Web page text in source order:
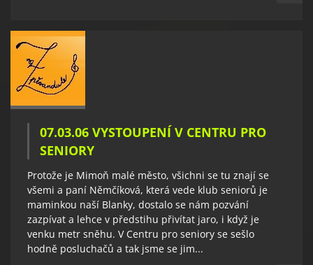
07.03.06 VYSTOUPENÍ V CENTRU PRO
SENIORY
Protože je Mimoň malé město, všichni se tu znají se
všemi a paní Němčíková, která vede klub seniorů je
maminkou naší Blanky, dostalo se nám pozvání
zazpívat a lehce v předstihu přivítat jaro, i když je
venku metr sněhu. V Centru pro seniory se sešlo
hodně posluchačů a tak jsme se jim...